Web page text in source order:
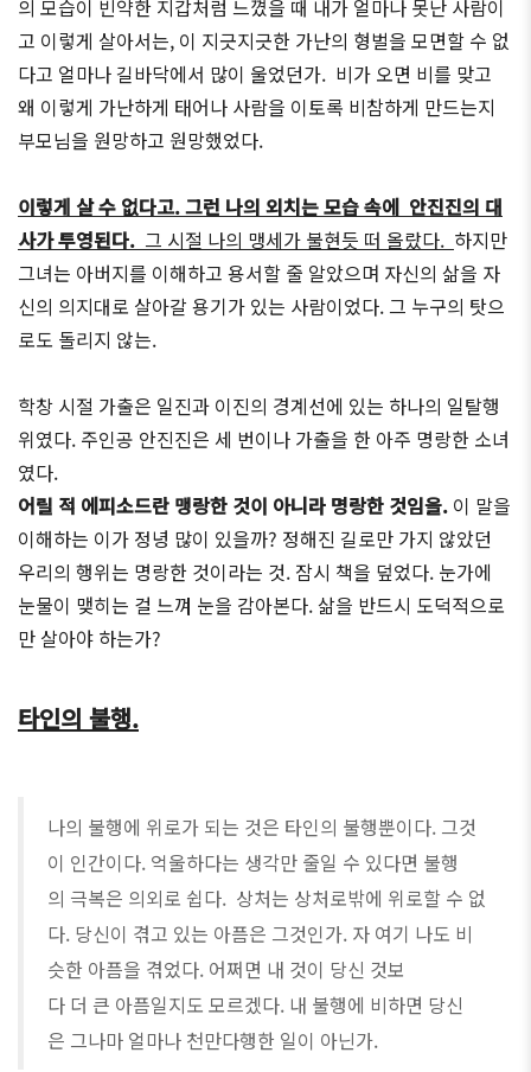
의 모습이 빈약한 지갑처럼 느꼈을 때 내가 얼마나 못난 사람이
고 이렇게 살아서는, 이 지긋지긋한 가난의 형벌을 모면할 수 없
다고 얼마나 길바닥에서 많이 울었던가. 비가 오면 비를 맞고
왜 이렇게 가난하게 태어나 사람을 이토록 비참하게 만드는지
부모님을 원망하고 원망했었다.
이렇게 살 수 없다고. 그런 나의 외치는 모습 속에 안진진의 대
사가 투영된다. 그 시절 나의 맹세가 불현듯 떠 올랐다. 하지만
그녀는 아버지를 이해하고 용서할 줄 알았으며 자신의 삶을 자
신의 의지대로 살아갈 용기가 있는 사람이었다. 그 누구의 탓으
로도 돌리지 않는.
학창 시절 가출은 일진과 이진의 경계선에 있는 하나의 일탈행
위였다. 주인공 안진진은 세 번이나 가출을 한 아주 명랑한 소녀
였다.
어릴 적 에피소드란 맹랑한 것이 아니라 명랑한 것임을. 이 말을
이해하는 이가 정녕 많이 있을까? 정해진 길로만 가지 않았던
우리의 행위는 명랑한 것이라는 것. 잠시 책을 덮었다. 눈가에
눈물이 맺히는 걸 느껴 눈을 감아본다. 삶을 반드시 도덕적으로
만 살아야 하는가?
타인의 불행.
나의 불행에 위로가 되는 것은 타인의 불행뿐이다. 그것
이 인간이다. 억울하다는 생각만 줄일 수 있다면 불행
의 극복은 의외로 쉽다. 상처는 상처로밖에 위로할 수 없
다. 당신이 겪고 있는 아픔은 그것인가. 자 여기 나도 비
슷한 아픔을 겪었다. 어쩌면 내 것이 당신 것보
다 더 큰 아픔일지도 모르겠다. 내 불행에 비하면 당신
은 그나마 얼마나 천만다행한 일이 아닌가.